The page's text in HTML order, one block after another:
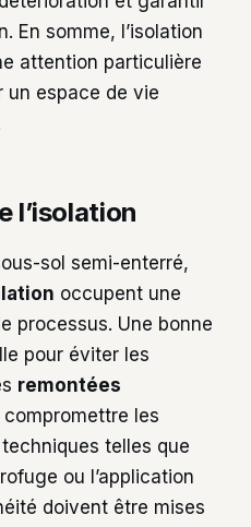
En somme, l’isolation
attention particulière
un espace de vie
l’isolation
sol semi-enterré,
occupent une
processus. Une bonne
pour éviter les
remontées
les
telles que
ou l’application
doivent être mises